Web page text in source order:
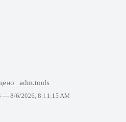
adm.tools
— 8/6/2026, 8:11:15 AM